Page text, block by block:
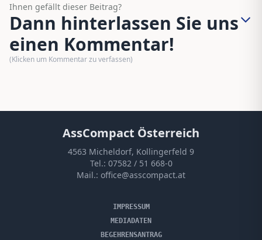
Ihnen gefällt dieser Beitrag?
Dann hinterlassen Sie uns
einen Kommentar!
(Klicken um Kommentar zu verfassen)
AssCompact Österreich
4563 Micheldorf, Kollingerfeld 9
Tel.: 07582 / 51 668-0
Mail.: office@asscompact.at
IMPRESSUM
MEDIADATEN
BEGEHRENSANTRAG